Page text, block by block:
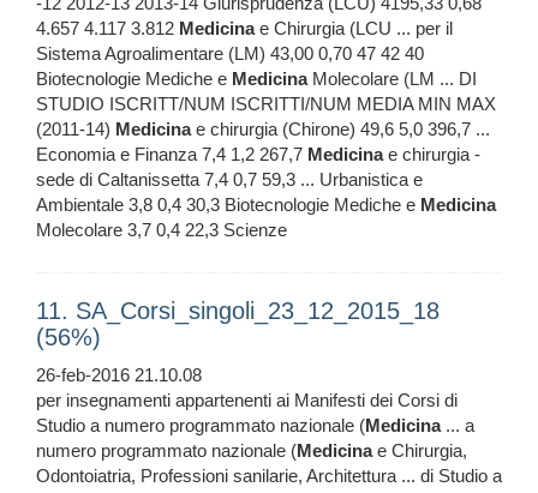
4.657 4.117 3.812 Medicinae Chirurgia (LCU ... per il
Sistema Agroalimentare (LM) 43,00 0,70 47 42 40
Biotecnologie Mediche e MedicinaMolecolare (LM ... DI
STUDIO ISCRITT/NUM ISCRITTI/NUM MEDIA MIN MAX
(2011-14) Medicinae chirurgia (Chirone) 49,6 5,0 396,7 ...
Economia e Finanza 7,4 1,2 267,7 Medicinae chirurgia -
sede di Caltanissetta 7,4 0,7 59,3 ... Urbanistica e
Ambientale 3,8 0,4 30,3 Biotecnologie Mediche e Medicina
Molecolare 3,7 0,4 22,3 Scienze
11. SA_Corsi_singoli_23_12_2015_18
(56%)
26-feb-2016 21.10.08
per insegnamenti appartenenti ai Manifesti dei Corsi di
Studio a numero programmato nazionale (Medicina... a
numero programmato nazionale (Medicinae Chirurgia,
Odontoiatria, Professioni sanilarie, Architettura ... di Studio a